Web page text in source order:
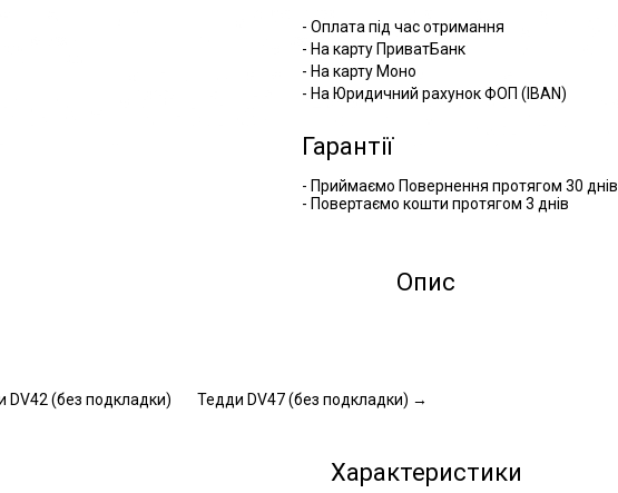
- Оплата під час отримання
- На карту ПриватБанк
- На карту Моно
- На Юридичний рахунок ФОП (IBAN)
Гарантії
- Приймаємо Повернення протягом 30 днів
- Повертаємо кошти протягом 3 днів
Опис
DV42 (без подкладки) Тедди DV47 (без подкладки) →
Характеристики